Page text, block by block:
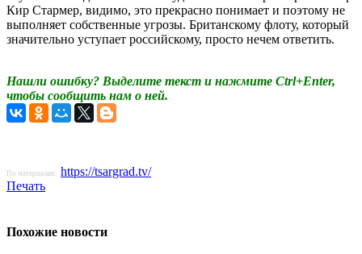
Кир Стармер, видимо, это прекрасно понимает и поэтому не
выполняет собственные угрозы. Британскому флоту, который
значительно уступает российскому, просто нечем ответить.
Нашли ошибку? Выделите текст и нажмите Ctrl+Enter,
чтобы сообщить нам о ней.
По материалам: https://tsargrad.tv/
Печать
Похожие новости